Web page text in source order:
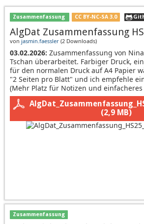
Zusammenfassung CC BY-NC-SA 3.0
AlgDat Zusammenfassung
von jasmin.faessler (2 Downloads)
03.02.2026: Zusammenfassung von
Tschan überarbeitet. Farbiger Druck,
für den normalen Druck auf A4 Papier
"2 Seiten pro Blatt" und ich empfehle
(Mehr Platz für Notizen und
(2,9 MB)
Zusammenfassung